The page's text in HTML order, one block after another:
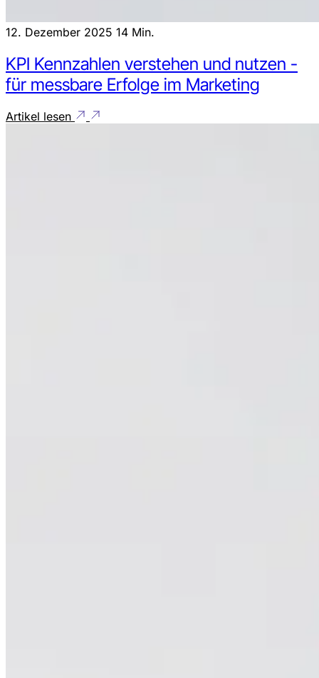
12. Dezember 2025 14 Min.
KPI Kennzahlen verstehen und nutzen -
für messbare Erfolge im Marketing
Artikel lesen